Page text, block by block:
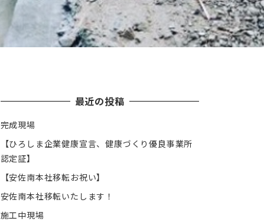
最近の投稿
完成現場
【ひろしま企業健康宣言、健康づくり優良事業所
認定証】
【安佐南本社移転お祝い】
安佐南本社移転いたします！
施工中現場